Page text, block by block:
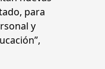
para
y